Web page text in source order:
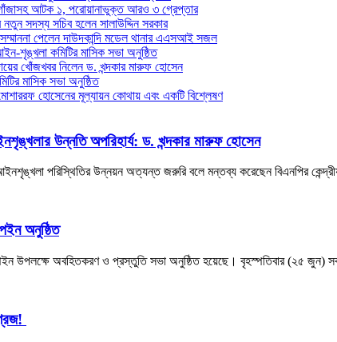
গাঁজাসহ আটক ১, পরোয়ানাভুক্ত আরও ৩ গ্রেপ্তার
সদস্য সচিব হলেন সালাউদ্দিন সরকার
পেলেন দাউদকান্দি মডেল থানার এএসআই সজল
শৃঙ্খলা কমিটির মাসিক সভা অনুষ্ঠিত
খোঁজখবর নিলেন ড. খন্দকার মারুফ হোসেন
মাসিক সভা অনুষ্ঠিত
হোসেনের মূল্যায়ন কোথায় এবং একটি বিশ্লেষণ
উন্নতি অপরিহার্য: ড. খন্দকার মারুফ হোসেন
পরিস্থিতির উন্নয়ন অত্যন্ত জরুরি বলে মন্তব্য করেছেন বিএনপির
অনুষ্ঠিত
উপলক্ষে অবহিতকরণ ও প্রস্তুতি সভা অনুষ্ঠিত হয়েছে। বৃহস্পতিবার (২৫ জুন)